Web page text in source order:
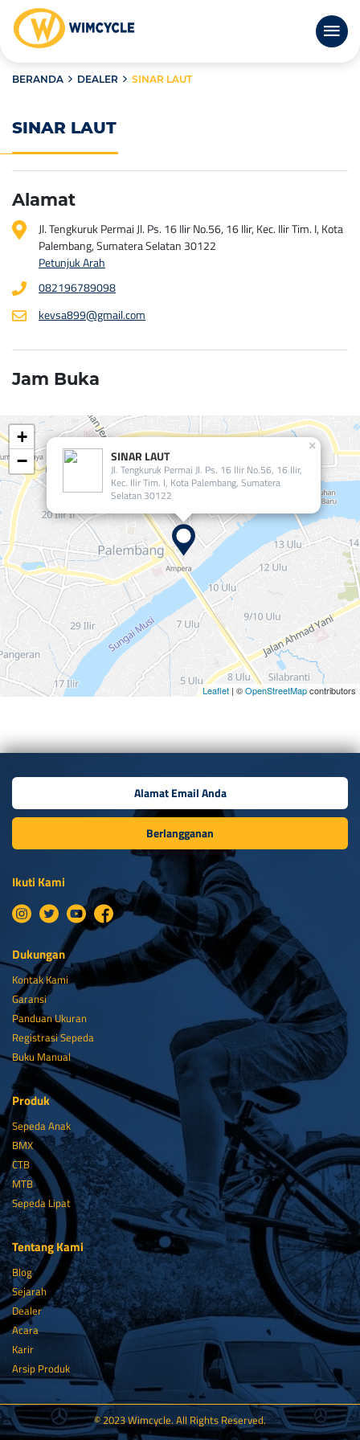
BERANDA DEALER SINAR LAUT
SINAR LAUT
Alamat
Jl. Tengkuruk Permai Jl. Ps. 16 Ilir No.56, 16 Ilir, Kec. Ilir Tim. I, Kota
Palembang, Sumatera Selatan 30122
Petunjuk Arah
082196789098
kevsa899@gmail.com
Jam Buka
SINAR LAUT
Jl. Tengkuruk Permai Jl. Ps. 16 Ilir No.56, 16 Ilir,
Kec. Ilir Tim. I, Kota Palembang, Sumatera
Selatan 30122
×
+
−
Leaflet | ©OpenStreetMapcontributors
Berlangganan
Ikuti Kami
Dukungan
Kontak Kami
Garansi
Panduan Ukuran
Registrasi Sepeda
Buku Manual
Produk
Sepeda Anak
BMX
CTB
MTB
Sepeda Lipat
Tentang Kami
Blog
Sejarah
Dealer
Acara
Karir
Arsip Produk
© 2023 Wimcycle. All Rights Reserved.